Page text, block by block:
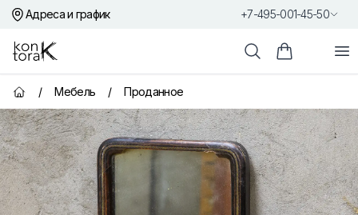
Адреса и график +7-495-001-45-50
Контора К
ПоискКорзина
Главная страница
/ Мебель / Проданное